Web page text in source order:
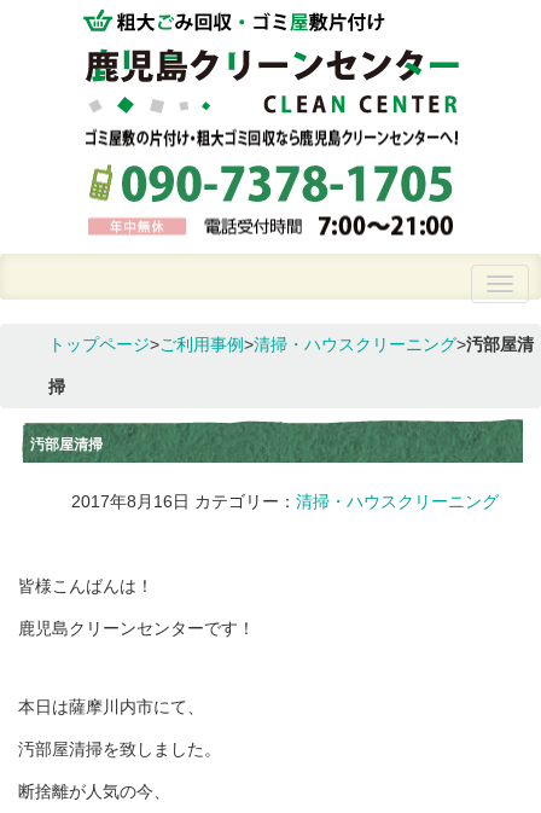
トップページ>ご利用事例>清掃・ハウスクリーニング>汚部屋清
掃
汚部屋清掃
2017年8月16日 カテゴリー： 清掃・ハウスクリーニング
皆様こんばんは！
鹿児島クリーンセンターです！
本日は薩摩川内市にて、
汚部屋清掃を致しました。
断捨離が人気の今、